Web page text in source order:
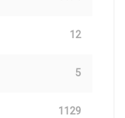
12
5
1129